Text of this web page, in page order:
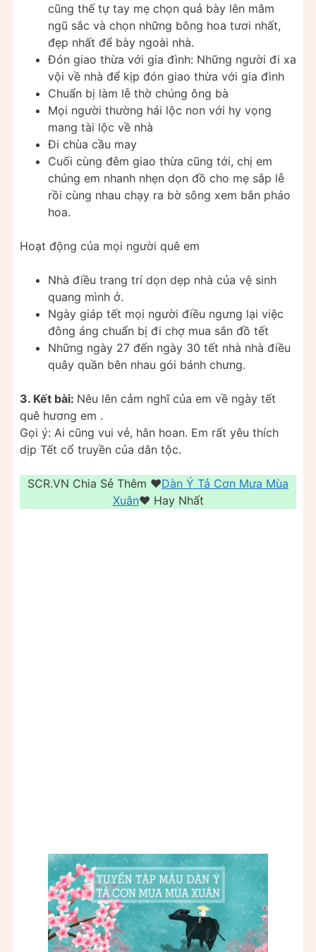
cũng thế tự tay mẹ chọn quả bày lên mâm
ngũ sắc và chọn những bông hoa tươi nhất,
đẹp nhất để bày ngoài nhà.
Đón giao thừa với gia đình: Những người đi xa
vội về nhà để kịp đón giao thừa với gia đình
Chuẩn bị làm lễ thờ chúng ông bà
Mọi người thường hái lộc non với hy vọng
mang tài lộc về nhà
Đi chùa cầu may
Cuối cùng đêm giao thừa cũng tới, chị em
chúng em nhanh nhẹn dọn đồ cho mẹ sắp lễ
rồi cùng nhau chạy ra bờ sông xem bắn pháo
hoa.
Hoạt động của mọi người quê em
Nhà điều trang trí dọn dẹp nhà của vệ sinh
quang mình ở.
Ngày giáp tết mọi người điều ngưng lại việc
đông áng chuẩn bị đi chợ mua sắn đồ tết
Những ngày 27 đến ngày 30 tết nhà nhà điều
quây quần bên nhau gói bánh chưng.
3. Kết bài: Nêu lên cảm nghĩ của em về ngày tết
quê hương em .
Gọi ý: Ai cũng vui vẻ, hân hoan. Em rất yêu thích
dịp Tết cổ truyền của dân tộc.
SCR.VN Chia Sẻ Thêm ❤️️Dàn Ý Tả Cơn Mưa Mùa
Xuân❤️️ Hay Nhất